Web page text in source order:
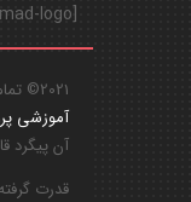
[rev_slider alias="nemad-logo"]
2021© تمامی حقوق این سایت متعلق به
آموزشی
آن پیگرد
قدرت